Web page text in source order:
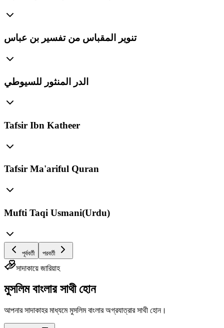
تنوير المقباس من تفسير بن عباس
الدر المنثور للسيوطي
Tafsir Ibn Katheer
Tafsir Ma'ariful Quran
Mufti Taqi Usmani(Urdu)
পূর্ববর্তী পরবর্তী
সাদাকায়ে জারিয়াহ
মুসলিম বাংলার সাথী হোন
আপনার সাদাকাহর মাধ্যমে মুসলিম বাংলার অগ্রযাত্রার সাথী হোন।